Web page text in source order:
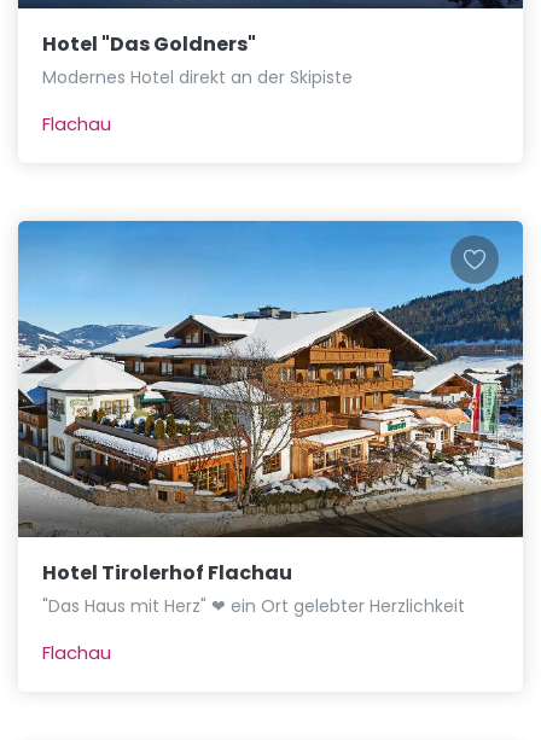
Hotel "Das Goldners"
Modernes Hotel direkt an der Skipiste
Flachau
Hotel Tirolerhof Flachau
"Das Haus mit Herz" ❤ ein Ort gelebter Herzlichkeit
Flachau